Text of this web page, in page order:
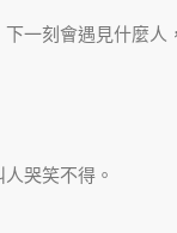
下一刻會遇見什麼人
哭笑不得。